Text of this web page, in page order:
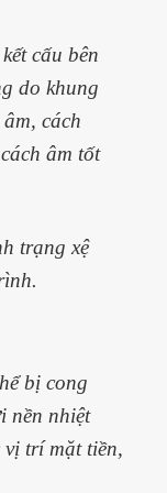
cấu bên
do khung
cách
âm tốt
trạng xệ
bị cong
nền nhiệt
vị trí mặt tiền,